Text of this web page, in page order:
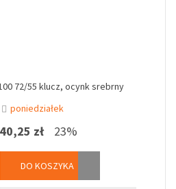
72/55 klucz, ocynk srebrny
poniedziałek
40,25 zł 23%
DO KOSZYKA